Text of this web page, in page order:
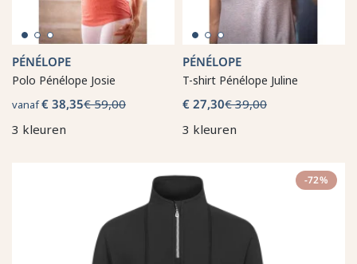
PÉNÉLOPE
Polo Pénélope Josie
vanaf€ 38,35€ 59,00
3 kleuren
PÉNÉLOPE
T-shirt Pénélope Juline
€ 27,30€ 39,00
3 kleuren
-72%